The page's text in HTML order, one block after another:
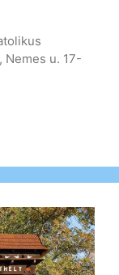
Nemes u. 17-